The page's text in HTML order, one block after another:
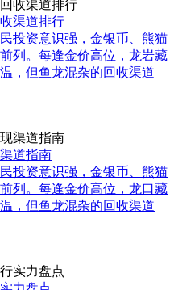
渠道排行
投资意识强，金银币、熊猫
列。每逢金价高位，龙岩藏
，但鱼龙混杂的回收渠道
道指南
投资意识强，金银币、熊猫
列。每逢金价高位，龙口藏
，但鱼龙混杂的回收渠道